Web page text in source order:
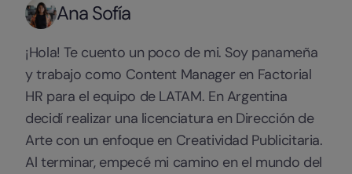
Ana Sofía
¡Hola! Te cuento un poco de mi. Soy panameña
y trabajo como Content Manager en Factorial
HR para el equipo de LATAM. En Argentina
decidí realizar una licenciatura en Dirección de
Arte con un enfoque en Creatividad Publicitaria.
Al terminar, empecé mi camino en el mundo del